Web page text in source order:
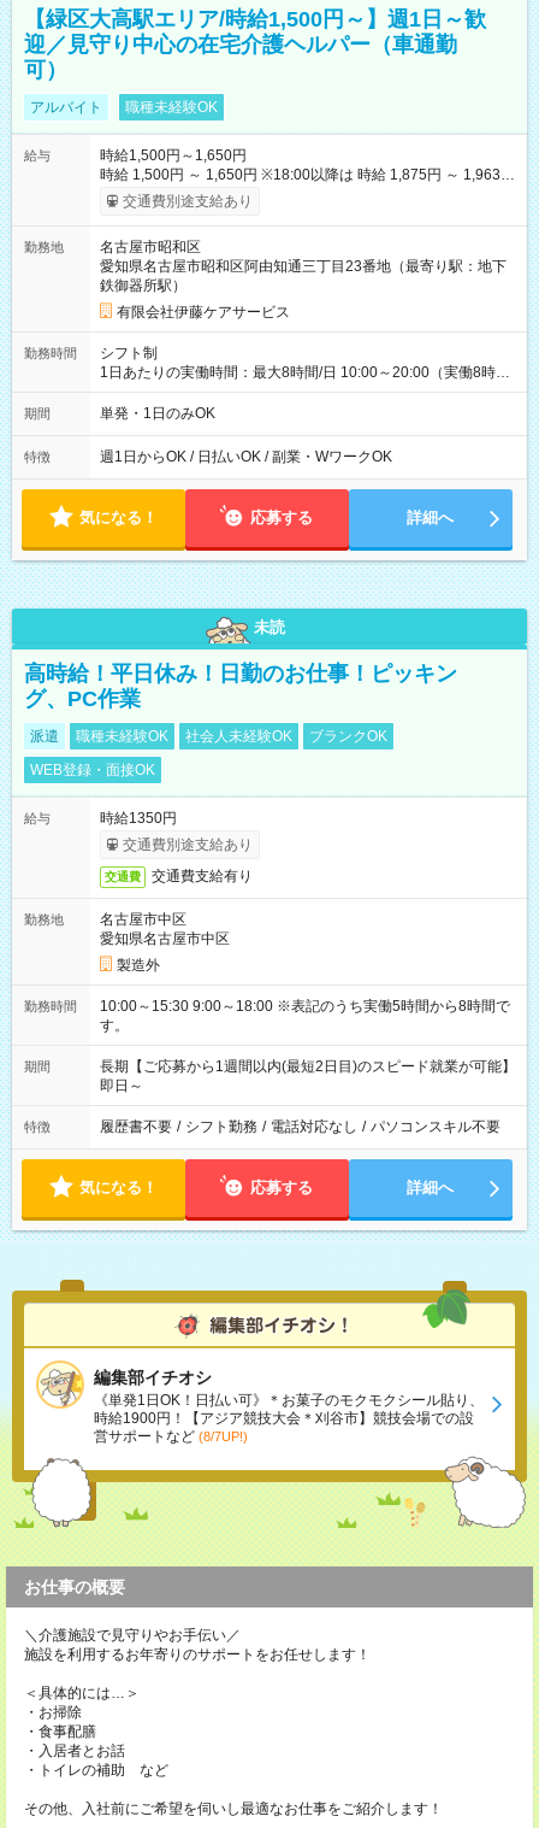
【緑区大高駅エリア/時給1,500円～】週1日～歓
迎／見守り中心の在宅介護ヘルパー（車通勤
可）
アルバイト 職種未経験OK
給与
時給1,500円～1,650円
時給 1,500円 ～ 1,650円 ※18:00以降は 時給 1,875円 ～ 1,963円
（夜間割増手当含む） 【その他手当・待遇】 ・昇給：年1回（4
月） ・賞与：業績や年間勤務時間により支給あり ・資格手当：
で） ・マイカー通勤可（駐車場あり） 【試用期間】試用期間な
し
交通費別途支給あり
勤務地
名古屋市昭和区
愛知県名古屋市昭和区阿由知通三丁目23番地（最寄り駅：地下
鉄御器所駅）
有限会社伊藤ケアサービス
勤務時間
シフト制
1日あたりの実働時間：最大8時間/日 10:00～20:00（実働8時間
／休憩2時間） ★毎週【水曜日】【土曜日】【日曜日】のいずれ
か、または複数日勤務できる方歓迎！ ★「他の曜日で働きた
す。ご応募時にご遠慮なくご相談ください。 ※残業は原則あり
ません。
期間 単発・1日のみOK
特徴 週1日からOK / 日払いOK / 副業・WワークOK
気になる！ 応募する 詳細へ
未読
高時給！平日休み！日勤のお仕事！ピッキン
グ、PC作業
派遣 職種未経験OK 社会人未経験OK
ブランクOK
WEB登録・面接OK
給与
時給1350円
交通費別途支給あり
交通費 交通費支給有り
勤務地
名古屋市中区
愛知県名古屋市中区
製造外
勤務時間
10:00～15:30 9:00～18:00 ※表記のうち実働5時間から8時間で
す。
期間
長期【ご応募から1週間以内(最短2日目)のスピード就業が可能】
即日～
特徴 履歴書不要 / シフト勤務 / 電話対応なし / パソコンスキル不要
気になる！ 応募する 詳細へ
編集部イチオシ
《単発1日OK！日払い可》＊お菓子のモクモクシール貼り、
時給1900円！【アジア競技大会＊刈谷市】競技会場での設
営サポートなど (8/7UP!)
お仕事の概要
＼介護施設で見守りやお手伝い／
施設を利用するお年寄りのサポートをお任せします！
＜具体的には…＞
・お掃除
・食事配膳
・入居者とお話
・トイレの補助 など
その他、入社前にご希望を伺いし最適なお仕事をご紹介します！